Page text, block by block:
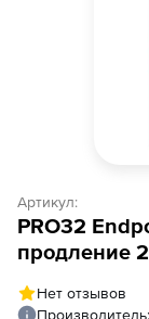
Артикул:
PRO32
Нет отзывов
Производитель: